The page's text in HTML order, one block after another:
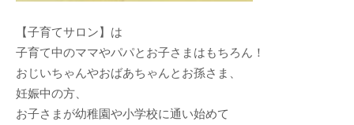
【子育てサロン】は
子育て中のママやパパとお子さまはもちろん！
おじいちゃんやおばあちゃんとお孫さま、
妊娠中の方、
お子さまが幼稚園や小学校に通い始めて